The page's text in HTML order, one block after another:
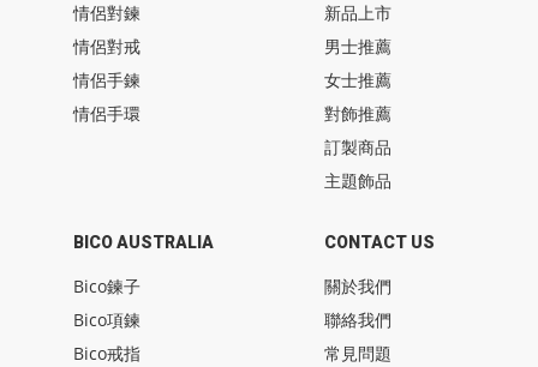
情侶對鍊
情侶對戒
情侶手鍊
情侶手環
BICO AUSTRALIA
Bico鍊子
Bico項鍊
Bico戒指
新品上市
男士推薦
女士推薦
對飾推薦
訂製商品
主題飾品
CONTACT US
關於我們
聯絡我們
常見問題